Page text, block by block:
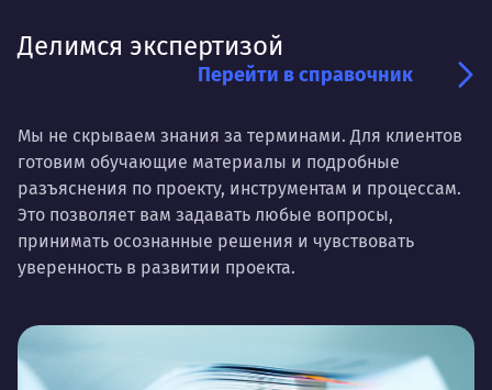
Делимся экспертизой
Перейти в справочник
Мы не скрываем знания за терминами. Для клиентов
готовим обучающие материалы и подробные
разъяснения по проекту, инструментам и процессам.
Это позволяет вам задавать любые вопросы,
принимать осознанные решения и чувствовать
уверенность в развитии проекта.